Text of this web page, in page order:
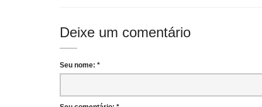
Deixe um comentário
Seu nome: *